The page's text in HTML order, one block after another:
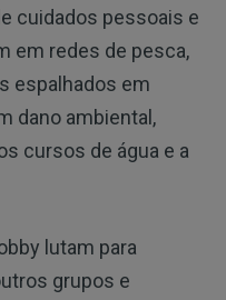
cuidados pessoais e
em redes de pesca,
espalhados em
dano ambiental,
cursos de água e a
lutam para
grupos e